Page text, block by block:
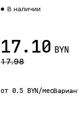
В наличии
17.10 BYN
17.98
от 0.5 BYN/мес